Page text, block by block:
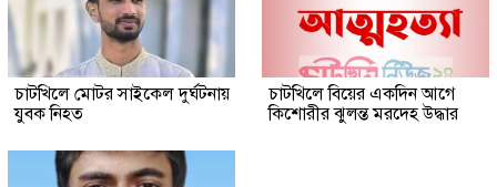
চাটখিলে মোটর সাইকেল দুর্ঘটনায়
যুবক নিহত
চাটখিলে বিয়ের একদিন আগে
কিশোরীর ঝুলন্ত মরদেহ উদ্ধার